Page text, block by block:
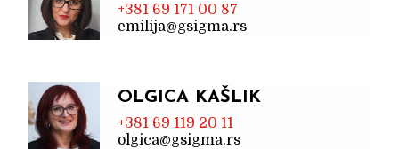
+381 69 171 00 87
emilija@gsigma.rs
OLGICA KAŠLIK
+381 69 119 20 11
olgica@gsigma.rs